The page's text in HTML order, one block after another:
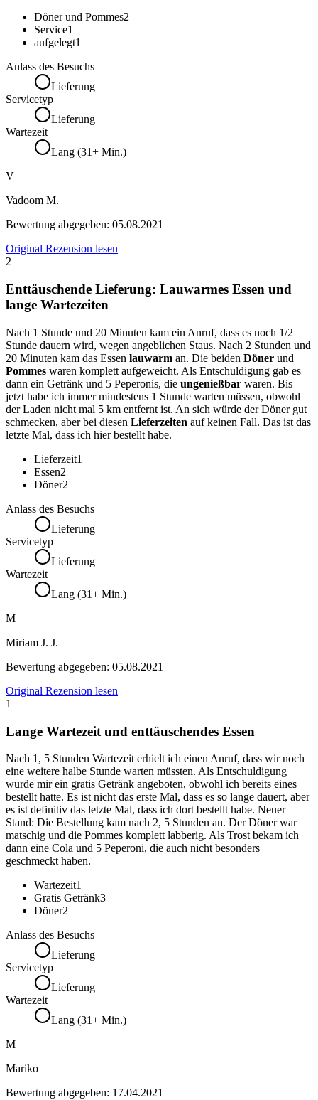
Döner und Pommes2
Service1
aufgelegt1
Anlass des Besuchs
Lieferung
Servicetyp
Lieferung
Wartezeit
Lang (31+ Min.)
V
Vadoom M.
Bewertung abgegeben: 05.08.2021
Original Rezension lesen
2
Enttäuschende Lieferung: Lauwarmes Essen und
lange Wartezeiten
Nach 1 Stunde und 20 Minuten kam ein Anruf, dass es noch 1/2
Stunde dauern wird, wegen angeblichen Staus. Nach 2 Stunden und
20 Minuten kam das Essen lauwarm an. Die beiden Döner und
Pommes waren komplett aufgeweicht. Als Entschuldigung gab es
dann ein Getränk und 5 Peperonis, die ungenießbar waren. Bis
jetzt habe ich immer mindestens 1 Stunde warten müssen, obwohl
der Laden nicht mal 5 km entfernt ist. An sich würde der Döner gut
schmecken, aber bei diesen Lieferzeiten auf keinen Fall. Das ist das
letzte Mal, dass ich hier bestellt habe.
Lieferzeit1
Essen2
Döner2
Anlass des Besuchs
Lieferung
Servicetyp
Lieferung
Wartezeit
Lang (31+ Min.)
M
Miriam J. J.
Bewertung abgegeben: 05.08.2021
Original Rezension lesen
1
Lange Wartezeit und enttäuschendes Essen
Nach 1, 5 Stunden Wartezeit erhielt ich einen Anruf, dass wir noch
eine weitere halbe Stunde warten müssten. Als Entschuldigung
wurde mir ein gratis Getränk angeboten, obwohl ich bereits eines
bestellt hatte. Es ist nicht das erste Mal, dass es so lange dauert, aber
es ist definitiv das letzte Mal, dass ich dort bestellt habe. Neuer
Stand: Die Bestellung kam nach 2, 5 Stunden an. Der Döner war
matschig und die Pommes komplett labberig. Als Trost bekam ich
dann eine Cola und 5 Peperoni, die auch nicht besonders
geschmeckt haben.
Wartezeit1
Gratis Getränk3
Döner2
Anlass des Besuchs
Lieferung
Servicetyp
Lieferung
Wartezeit
Lang (31+ Min.)
M
Mariko
Bewertung abgegeben: 17.04.2021